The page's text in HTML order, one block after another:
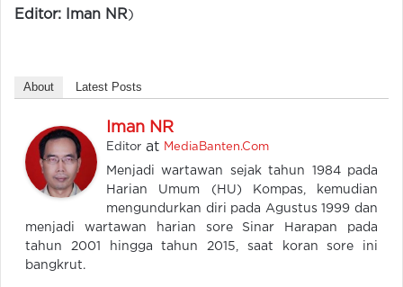
Editor: Iman NR)
About Latest Posts
Iman NR
Editor at MediaBanten.Com
Menjadi wartawan sejak tahun 1984 pada
Harian Umum (HU) Kompas, kemudian
mengundurkan diri pada Agustus 1999 dan
menjadi wartawan harian sore Sinar Harapan pada
tahun 2001 hingga tahun 2015, saat koran sore ini
bangkrut.